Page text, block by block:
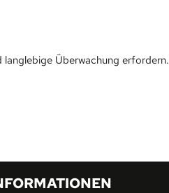
Überwachung erfordern.